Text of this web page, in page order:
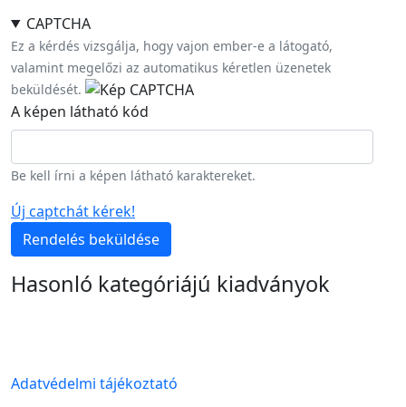
CAPTCHA
Ez a kérdés vizsgálja, hogy vajon ember-e a látogató,
valamint megelőzi az automatikus kéretlen üzenetek
beküldését.
A képen látható kód
Be kell írni a képen látható karaktereket.
Új captchát kérek!
Rendelés beküldése
Hasonló kategóriájú kiadványok
Lábléc menü
Adatvédelmi tájékoztató